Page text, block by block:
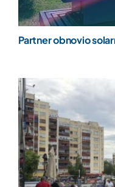
Partner obnovio